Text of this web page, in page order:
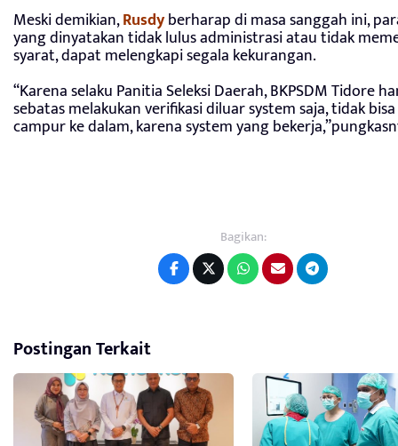
Meski demikian,Rusdyberharap di masa sanggah ini,
yang dinyatakan tidak lulus administrasi atau tidak
syarat, dapat melengkapi segala kekurangan.
“Karena selaku Panitia Seleksi Daerah, BKPSDM Tidore
sebatas melakukan verifikasi diluar system saja, tidak
campur ke dalam, karena system yang
Bagikan:
Postingan Terkait